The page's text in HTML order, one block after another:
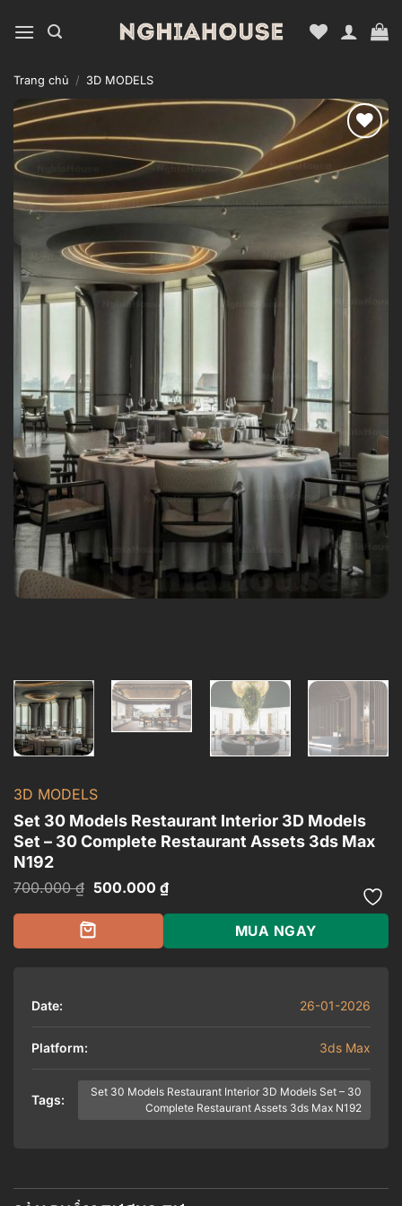
qua
dung
Trang chủ / 3D MODELS
Add to
wishlist
3D MODELS
Set 30 Models Restaurant Interior 3D Models
Set – 30 Complete Restaurant Assets 3ds Max
N192
700.000₫ Giá
là:
700.000 ₫.
500.000 ₫Giá
hiện
tại
500.000 ₫.
MUA NGAY
Date: 26-01-2026
Platform: 3ds Max
Tags:
Set 30 Models Restaurant Interior 3D Models Set – 30
Complete Restaurant Assets 3ds Max N192